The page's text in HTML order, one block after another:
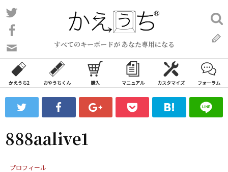
コ
ン
ン
ツ
ス
ッ
すべてのキーボードが あなた専用になる
い
合
わ
フ
ォ
ム
検
索:
かえうち2 おやうちくん 購入 マニュアル カスタマイズ フォーラム
888aalive1
プロフィール